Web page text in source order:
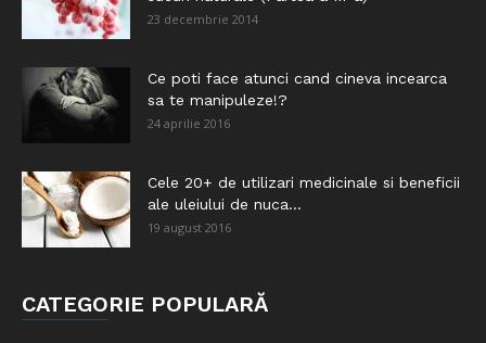
23 decembrie 2014
Ce poti face atunci cand cineva incearca
sa te manipuleze!?
24 aprilie 2016
Cele 20+ de utilizari medicinale si beneficii
ale uleiului de nuca...
19 august 2016
CATEGORIE POPULARĂ